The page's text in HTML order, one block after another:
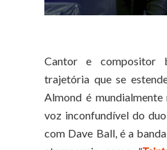
Cantor e compositor
trajetória que se
Almond é
voz inconfundível do duo
com Dave Ball, é a